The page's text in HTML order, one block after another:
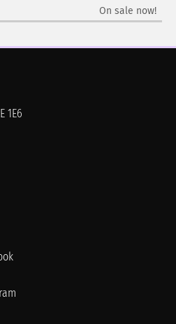
On sale now!
1E6